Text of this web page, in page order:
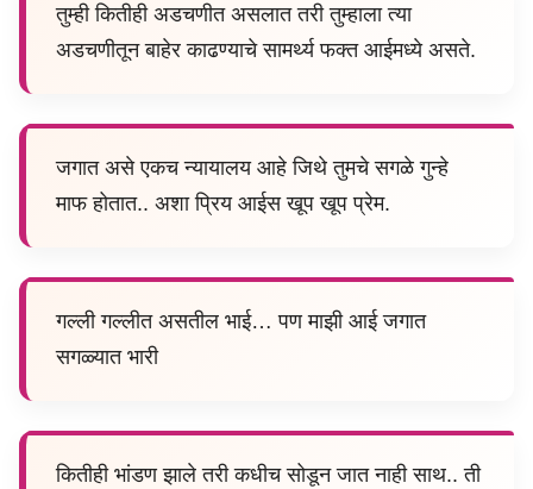
तुम्ही कितीही अडचणीत असलात तरी तुम्हाला त्या
अडचणीतून बाहेर काढण्याचे सामर्थ्य फक्त आईमध्ये असते.
जगात असे एकच न्यायालय आहे जिथे तुमचे सगळे गुन्हे
माफ होतात.. अशा प्रिय आईस खूप खूप प्रेम.
गल्ली गल्लीत असतील भाई… पण माझी आई जगात
सगळ्यात भारी
कितीही भांडण झाले तरी कधीच सोडून जात नाही साथ.. ती